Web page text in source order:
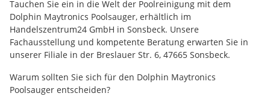
Tauchen Sie ein in die Welt der Poolreinigung mit dem
Dolphin Maytronics Poolsauger, erhältlich im
Handelszentrum24 GmbH in Sonsbeck. Unsere
Fachausstellung und kompetente Beratung erwarten Sie in
unserer Filiale in der Breslauer Str. 6, 47665 Sonsbeck.
Warum sollten Sie sich für den Dolphin Maytronics
Poolsauger entscheiden?